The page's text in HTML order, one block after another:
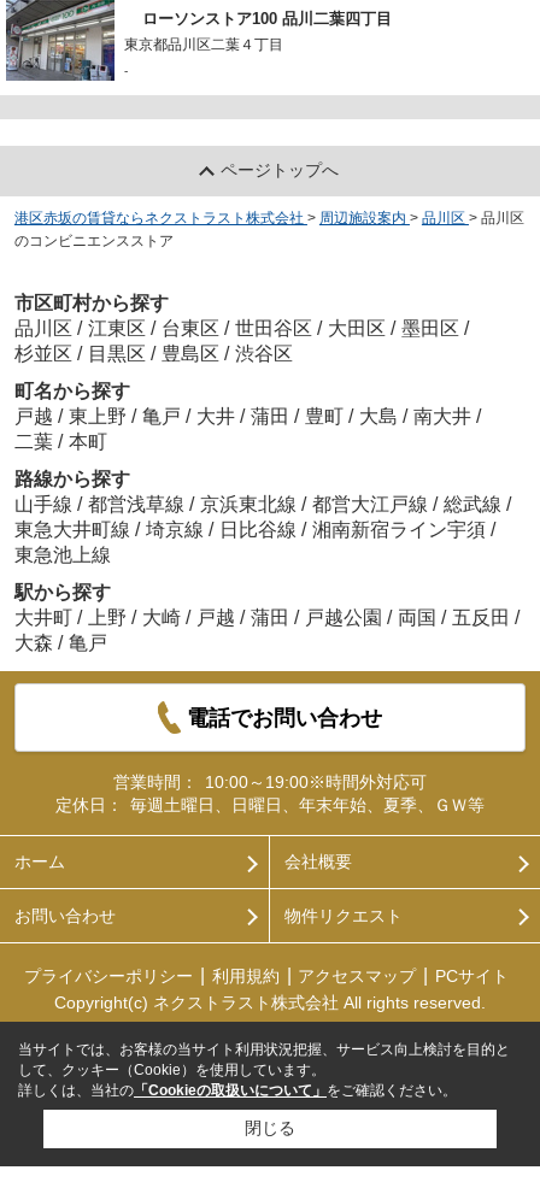
ローソンストア100 品川二葉四丁目
東京都品川区二葉４丁目
-
ページトップへ
港区赤坂の賃貸ならネクストラスト株式会社 > 周辺施設案内 > 品川区 > 品川区
のコンビニエンスストア
市区町村から探す
品川区 / 江東区 / 台東区 / 世田谷区 / 大田区 / 墨田区 /
杉並区 / 目黒区 / 豊島区 / 渋谷区
町名から探す
戸越 / 東上野 / 亀戸 / 大井 / 蒲田 / 豊町 / 大島 / 南大井 /
二葉 / 本町
路線から探す
山手線 / 都営浅草線 / 京浜東北線 / 都営大江戸線 / 総武線 /
東急大井町線 / 埼京線 / 日比谷線 / 湘南新宿ライン宇須 /
東急池上線
駅から探す
大井町 / 上野 / 大崎 / 戸越 / 蒲田 / 戸越公園 / 両国 / 五反田 /
大森 / 亀戸
電話でお問い合わせ
営業時間：
10:00～19:00※時間外対応可
定休日：
毎週土曜日、日曜日、年末年始、夏季、ＧＷ等
ホーム 会社概要
お問い合わせ 物件リクエスト
プライバシーポリシー 利用規約 アクセスマップ
PCサイト
Copyright(c) ネクストラスト株式会社 All rights reserved.
当サイトでは、お客様の当サイト利用状況把握、サービス向上検討を目的と
して、クッキー（Cookie）を使用しています。
詳しくは、当社の 「Cookieの取扱いについて」 をご確認ください。
閉じる